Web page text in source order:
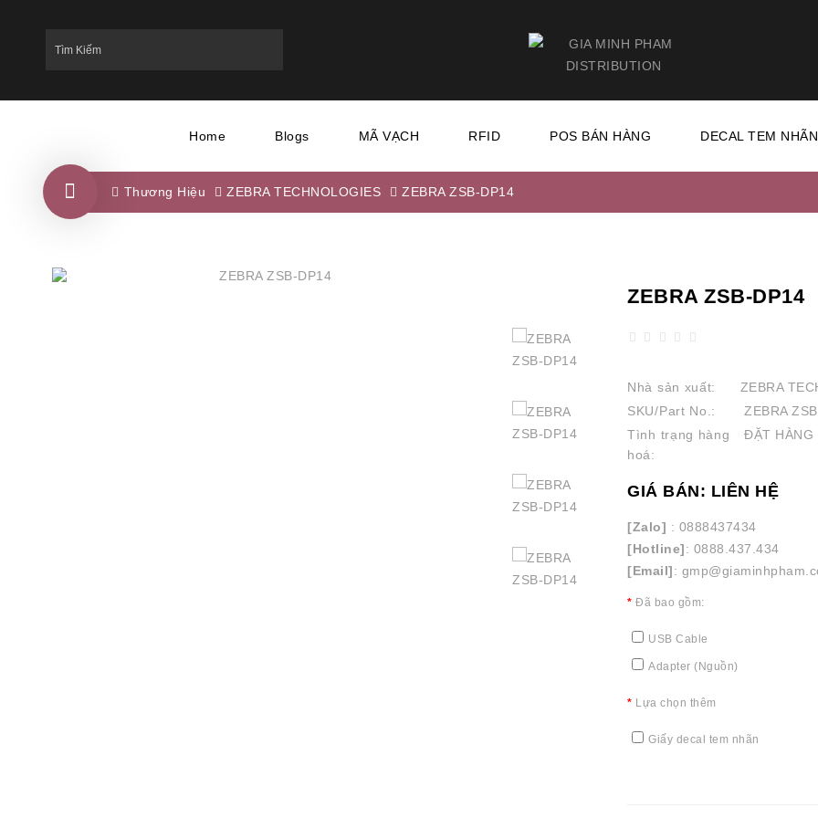
Home Blogs MÃ VẠCH RFID POS BÁN HÀNG DECAL TEM NHÃN
Thương Hiệu ZEBRA TECHNOLOGIES ZEBRA ZSB-DP14
ZEBRA ZSB-DP14
Nhà sản xuất:
ZEBRA
SKU/Part No.:
ZEBRA
Tình trạng hàng
hoá:
ĐẶT HÀNG
GIÁ BÁN: LIÊN HỆ
[Zalo] : 0888437434
[Hotline]: 0888.437.434
[Email]:
Đã bao gồm:
USB Cable
Adapter (Nguồn)
Lựa chọn thêm
Giấy decal tem nhãn